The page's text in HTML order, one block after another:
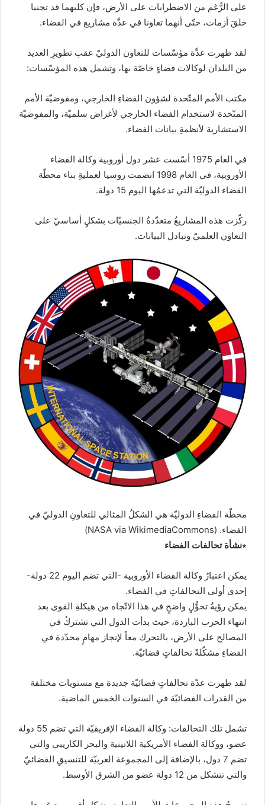
على الرُّغم من الاضطرابات على الأرض، فإن كليهما قد تجنبا
خلقَ أزمات، حتّى أنهما تعاونا في عدَّة مشاريع في الفضاء.
لقد ظهرت عدَّة مؤسّسات للتعاون الدوليّ عقب تطويرِ العديد
من البلدان لوكالات فضاءٍ خاصّة بها، وتشمل هذه المؤسّسات:
مكتب الأمم المتّحدة لشؤون الفضاءِ الخارجي، ومفوضيّة الأمم
المتّحدة لاستخدام الفضاء الخارجي لأغراض سلميّة، والمفوضيّة
الاستشارية لأنظمةِ بيانات الفضاء.
في العام 1975 أسّست عشر دول أوروبية وكالة الفضاء
الأوروبية، في العام 1998 انضمت روسيا لعمليةِ بناء محطّة
الفضاء الدوليّة التي تدعمُها اليوم 15 دولة.
ركّزت هذه المشاريعُ متعدّدةُ الجنسيّات بشكلٍ أساسيّ على
التعاون العلميّ وتبادل البيانات.
محطّة الفضاءِ الدوليّة هي الشكلُ المثالي للتعاونِ الدوليّ في
الفضاء. (NASA via WikimediaCommons)
∗نشأة تحالفات الفضاء
يمكن اعتبارُ وكالة الفضاء الأوروبية -التي تضم اليوم 22 دولة-
إحدى أولى التحالفاتِ في الفضاء.
يمكن رؤيةُ تحوُّلٍ واضحٍ في هذا الاتّجاه من هيكلةِ القوى بعد
انتهاء الحرب الباردة، حيث بدأت الدول التي تشتركُ في
المصالح على الأرض، بالتحرك معاً لإنجاز مهامٍ محدّدة في
الفضاءِ مشكّلةً تحالفاتٍ فضائيّة.
لقد ظهرت عدّة تحالفاتٍ فضائيّة جديدة مع مستويات مختلفة
من القدرات الفضائيّة في السنوات الخمس الماضية.
تشمل تلك التحالفات: وكالة الفضاء الإفريقيّة التي تضم 55 دولة
عضو، ووكالة الفضاء الأمريكية اللاتينية والبحر الكاريبي والتي
تضم 7 دول، بالإضافة إلى المجموعة العربيّة للتنسيقِ الفضائيّ
والتي تتشكل من 12 دولة عضو من الشرق الأوسط.